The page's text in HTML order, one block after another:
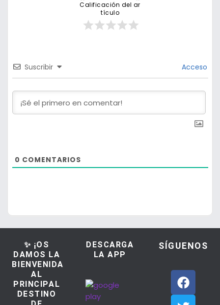
Calificación del ar
tículo
Suscribir Acceso
0 COMENTARIOS
✨ ¡OS
DAMOS LA
BIENVENIDA
AL
PRINCIPAL
DESTINO
DESCARGA
LA APP
SÍGUENOS